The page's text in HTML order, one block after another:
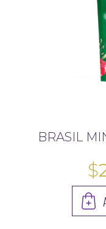
BRASIL
$